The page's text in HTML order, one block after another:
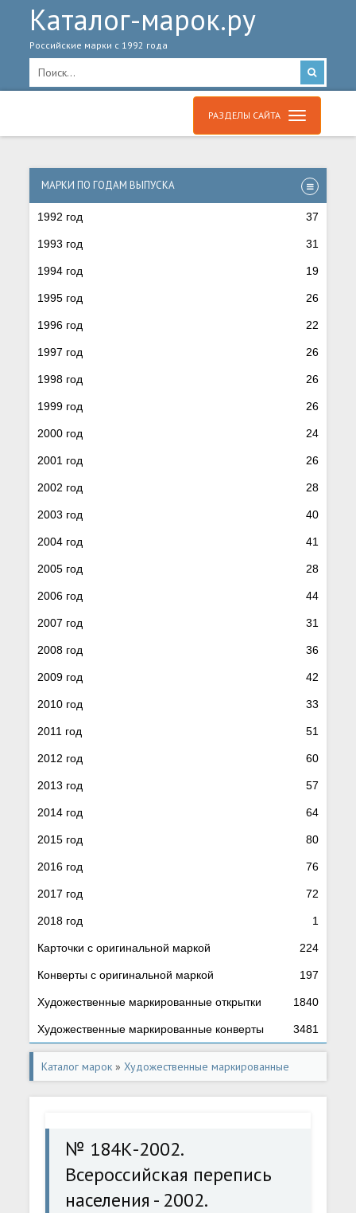
Каталог-марок.ру
Российские марки с 1992 года
РАЗДЕЛЫ САЙТА
МАРКИ ПО ГОДАМ ВЫПУСКА
1992 год 37
1993 год 31
1994 год 19
1995 год 26
1996 год 22
1997 год 26
1998 год 26
1999 год 26
2000 год 24
2001 год 26
2002 год 28
2003 год 40
2004 год 41
2005 год 28
2006 год 44
2007 год 31
2008 год 36
2009 год 42
2010 год 33
2011 год 51
2012 год 60
2013 год 57
2014 год 64
2015 год 80
2016 год 76
2017 год 72
2018 год 1
Карточки с оригинальной маркой 224
Конверты с оригинальной маркой 197
Художественные маркированные открытки 1840
Художественные маркированные конверты 3481
Каталог марок »Художественные маркированные
конверты» № 184К-2002. Всероссийская перепись
№ 184К-2002.
Всероссийская перепись
населения - 2002.